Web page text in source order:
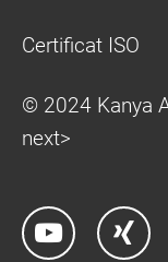
Certificat ISO
© 2024 Kanya
next>